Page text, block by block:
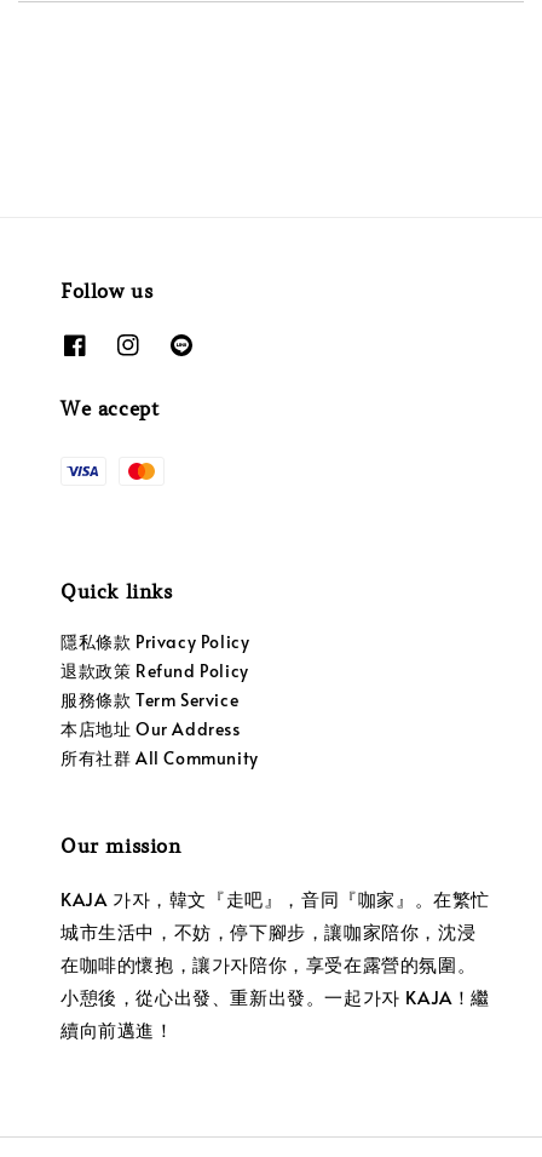
Follow us
We accept
Quick links
隱私條款 Privacy Policy
退款政策 Refund Policy
服務條款 Term Service
本店地址 Our Address
所有社群 All Community
Our mission
KAJA 가자，韓文『走吧』，音同『咖家』。在繁忙
城市生活中，不妨，停下腳步，讓咖家陪你，沈浸
在咖啡的懷抱，讓가자陪你，享受在露營的氛圍。
小憩後，從心出發、重新出發。一起가자 KAJA！繼
續向前邁進！